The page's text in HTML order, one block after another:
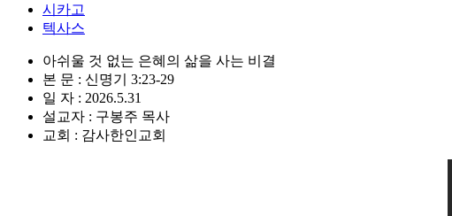
시카고
텍사스
아쉬울 것 없는 은혜의 삶을 사는 비결
본 문 : 신명기 3:23-29
일 자 : 2026.5.31
설교자 : 구봉주 목사
교회 : 감사한인교회